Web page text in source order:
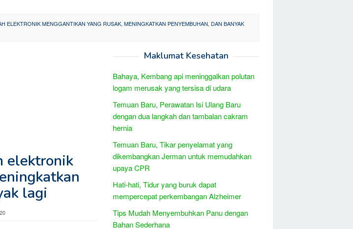
ELEKTRONIK MENGGANTIKAN YANG RUSAK, MENINGKATKAN PENYEMBUHAN, DAN BANYAK
elektronik
lagi
Maklumat Kesehatan
Bahaya, Kembang api meninggalkan polutan
logam merusak yang tersisa di udara
Temuan Baru, Perawatan Isi Ulang Baru
dengan dua langkah dan tambalan cakram
hernia
Temuan Baru, Tikar penyelamat yang
dikembangkan Jerman untuk memudahkan
upaya CPR
Hati-hati, Tidur yang buruk dapat
mempercepat perkembangan Alzheimer
Tips Mudah Menyembuhkan Panu dengan
Bahan Sederhana